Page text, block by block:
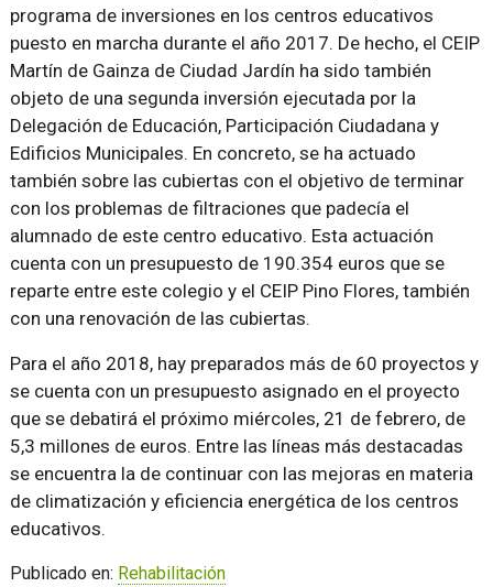
programa de inversiones en los centros educativos
puesto en marcha durante el año 2017. De hecho, el CEIP
Martín de Gainza de Ciudad Jardín ha sido también
objeto de una segunda inversión ejecutada por la
Delegación de Educación, Participación Ciudadana y
Edificios Municipales. En concreto, se ha actuado
también sobre las cubiertas con el objetivo de terminar
con los problemas de filtraciones que padecía el
alumnado de este centro educativo. Esta actuación
cuenta con un presupuesto de 190.354 euros que se
reparte entre este colegio y el CEIP Pino Flores, también
con una renovación de las cubiertas.
Para el año 2018, hay preparados más de 60 proyectos y
se cuenta con un presupuesto asignado en el proyecto
que se debatirá el próximo miércoles, 21 de febrero, de
5,3 millones de euros. Entre las líneas más destacadas
se encuentra la de continuar con las mejoras en materia
de climatización y eficiencia energética de los centros
educativos.
Publicado en: Rehabilitación